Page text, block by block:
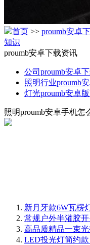
首页 >> proumb安卓
知识
proumb安卓下载资讯
公司proumb安卓
照明行业proumb
灯光proumb安卓
照明proumb安卓手机怎
新月牙款6W瓦楞
常规户外半灌胶
高品质精品一束
LED投光灯简约款